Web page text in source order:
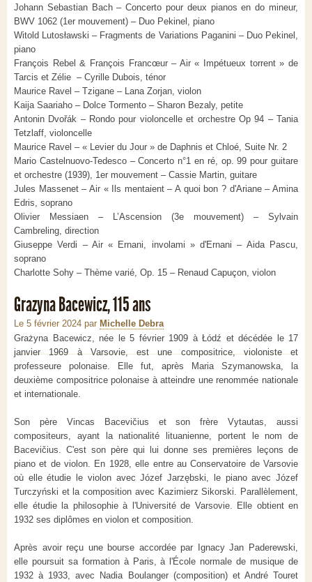
Johann Sebastian Bach – Concerto pour deux pianos en do mineur,
BWV 1062 (1er mouvement) – Duo Pekinel, piano
Witold Lutosławski – Fragments de Variations Paganini – Duo Pekinel,
piano
François Rebel & François Francœur – Air « Impétueux torrent » de
Tarcis et Zélie – Cyrille Dubois, ténor
Maurice Ravel – Tzigane – Lana Zorjan, violon
Kaija Saariaho – Dolce Tormento – Sharon Bezaly, petite
Antonin Dvořák – Rondo pour violoncelle et orchestre Op 94 – Tania
Tetzlaff, violoncelle
Maurice Ravel – « Levier du Jour » de Daphnis et Chloé, Suite Nr. 2
Mario Castelnuovo-Tedesco – Concerto n°1 en ré, op. 99 pour guitare
et orchestre (1939), 1er mouvement – ​​Cassie Martin, guitare
Jules Massenet – Air « Ils mentaient – ​​A quoi bon ? d'Ariane – Amina
Edris, soprano
Olivier Messiaen – L’Ascension (3e mouvement) – Sylvain
Cambreling, direction
Giuseppe Verdi – Air « Ernani, involami » d'Ernani – Aida Pascu,
soprano
Charlotte Sohy – Thème varié, Op. 15 – Renaud Capuçon, violon
Grazyna Bacewicz, 115 ans
Le 5 février 2024 par Michelle Debra
Grażyna Bacewicz, née le 5 février 1909 à Łódź et décédée le 17
janvier 1969 à Varsovie, est une compositrice, violoniste et
professeure polonaise. Elle fut, après Maria Szymanowska, la
deuxième compositrice polonaise à atteindre une renommée nationale
et internationale.
Son père Vincas Bacevičius et son frère Vytautas, aussi
compositeurs, ayant la nationalité lituanienne, portent le nom de
Bacevičius. C'est son père qui lui donne ses premières leçons de
piano et de violon. En 1928, elle entre au Conservatoire de Varsovie
où elle étudie le violon avec Józef Jarzębski, le piano avec Józef
Turczyński et la composition avec Kazimierz Sikorski. Parallèlement,
elle étudie la philosophie à l'Université de Varsovie. Elle obtient en
1932 ses diplômes en violon et composition.
Après avoir reçu une bourse accordée par Ignacy Jan Paderewski,
elle poursuit sa formation à Paris, à l'École normale de musique de
1932 à 1933, avec Nadia Boulanger (composition) et André Touret